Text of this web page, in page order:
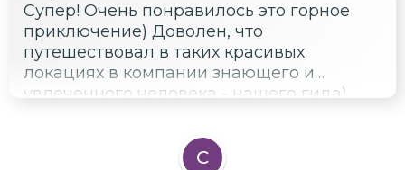
Супер! Очень понравилось это горное
приключение) Доволен, что
путешествовал в таких красивых
локациях в компании знающего и
увлеченного человека - нашего гида)
С